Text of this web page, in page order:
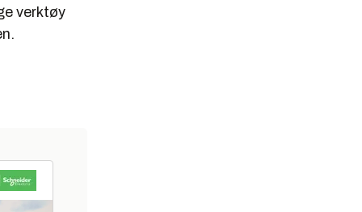
verktøy